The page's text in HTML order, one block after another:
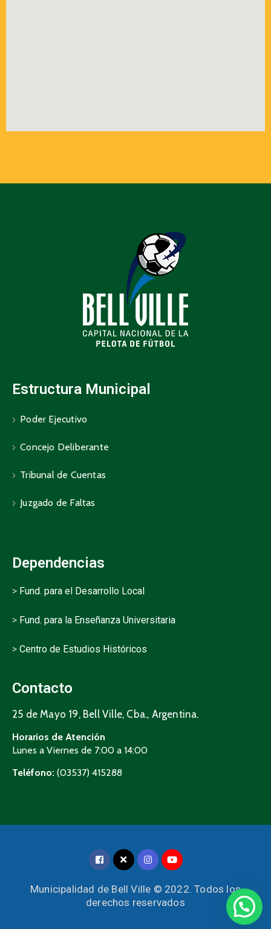
Estructura Municipal
Poder Ejecutivo
Concejo Deliberante
Tribunal de Cuentas
Juzgado de Faltas
Dependencias
> Fund. para el Desarrollo Local
> Fund. para la Enseñanza Universitaria
> Centro de Estudios Históricos
Contacto
25 de Mayo 19, Bell Ville, Cba., Argentina.
Horarios de Atención
Lunes a Viernes de 7:00 a 14:00
Teléfono: (03537) 415288
Municipalidad de Bell Ville © 2022. Todos los
derechos reservados